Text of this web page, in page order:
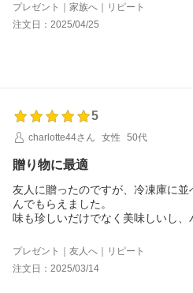
プレゼント｜家族へ｜リピート
注文日：2025/04/25
5
charlotte44さん
女性 50代
贈り物に最適
友人に贈ったのですが、冷凍庫に
んでもらえました。
味も珍しいだけでなく美味しいし、
プレゼント｜友人へ｜リピート
注文日：2025/03/14